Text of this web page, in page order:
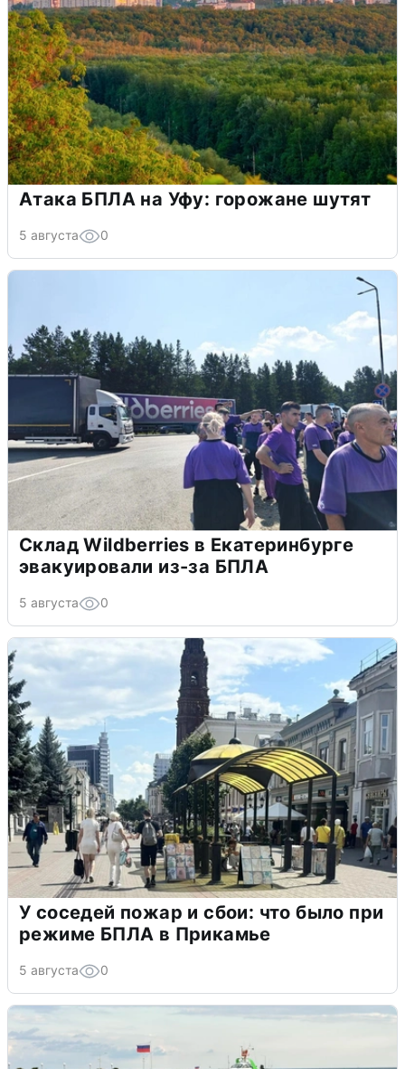
Атака БПЛА на Уфу: горожане шутят
5 августа 0
Склад Wildberries в Екатеринбурге
эвакуировали из-за БПЛА
5 августа 0
У соседей пожар и сбои: что было при
режиме БПЛА в Прикамье
5 августа 0